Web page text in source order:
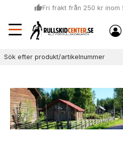
Meny
thumb_upFri frakt från 250 kr inom
local_shipping
Sommar: Beställ innan kl 11:00
samma dag